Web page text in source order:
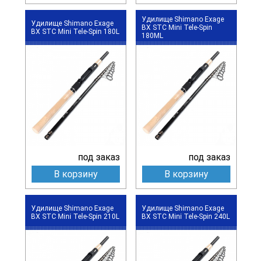
Удилище Shimano Exage
BX STC Mini Tele-Spin 180L
под заказ
В корзину
Удилище Shimano Exage
BX STC Mini Tele-Spin
180ML
под заказ
В корзину
Удилище Shimano Exage
BX STC Mini Tele-Spin 210L
Удилище Shimano Exage
BX STC Mini Tele-Spin 240L